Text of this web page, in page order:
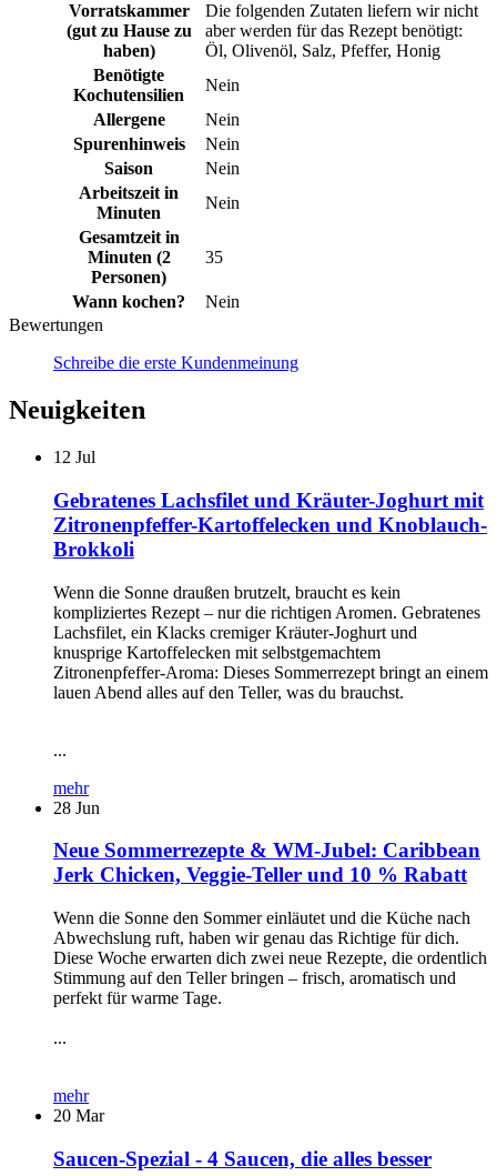
Vorratskammer
(gut zu Hause zu
haben)
Die folgenden Zutaten liefern wir nicht
aber werden für das Rezept benötigt:
Öl, Olivenöl, Salz, Pfeffer, Honig
Benötigte
Kochutensilien
Nein
Allergene
Nein
Spurenhinweis
Nein
Saison
Nein
Arbeitszeit in
Minuten
Nein
Gesamtzeit in
Minuten (2
Personen)
35
Wann kochen?
Nein
Bewertungen
Schreibe die erste Kundenmeinung
Neuigkeiten
12 Jul
Gebratenes Lachsfilet und Kräuter-Joghurt mit
Zitronenpfeffer-Kartoffelecken und Knoblauch-
Brokkoli
Wenn die Sonne draußen brutzelt, braucht es kein
kompliziertes Rezept – nur die richtigen Aromen. Gebratenes
Lachsfilet, ein Klacks cremiger Kräuter-Joghurt und
knusprige Kartoffelecken mit selbstgemachtem
Zitronenpfeffer-Aroma: Dieses Sommerrezept bringt an einem
lauen Abend alles auf den Teller, was du brauchst.
...
mehr
28 Jun
Neue Sommerrezepte & WM-Jubel: Caribbean
Jerk Chicken, Veggie-Teller und 10 % Rabatt
Wenn die Sonne den Sommer einläutet und die Küche nach
Abwechslung ruft, haben wir genau das Richtige für dich.
Diese Woche erwarten dich zwei neue Rezepte, die ordentlich
Stimmung auf den Teller bringen – frisch, aromatisch und
perfekt für warme Tage.
...
mehr
20 Mar
Saucen-Spezial - 4 Saucen, die alles besser